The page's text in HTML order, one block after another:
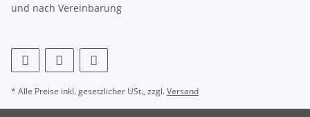
und nach Vereinbarung
* Alle Preise inkl. gesetzlicher USt., zzgl.Versand